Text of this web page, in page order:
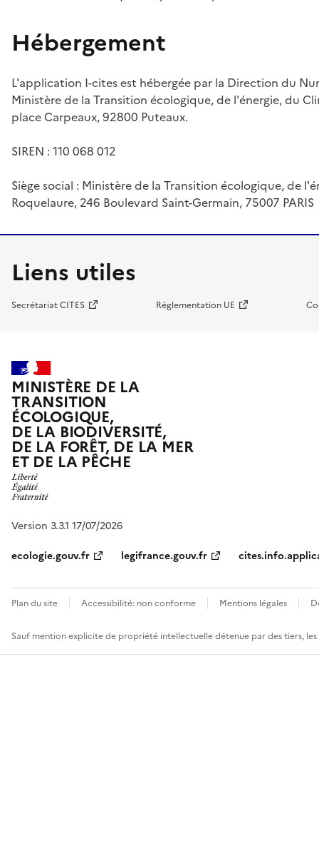
Hébergement
L'application I-cites est hébergée par la Direction du
Ministère de la Transition écologique, de l'énergie, du
place Carpeaux, 92800 Puteaux.
SIREN : 110 068 012
Siège social : Ministère de la Transition écologique, de
Roquelaure, 246 Boulevard Saint-Germain, 75007 PARIS
Liens utiles
Secrétariat CITES Réglementation UE
MINISTÈRE DE LA
TRANSITION
ÉCOLOGIQUE,
DE LA BIODIVERSITÉ,
DE LA FORÊT, DE LA MER
ET DE LA PÊCHE
Version 3.3.1 17/07/2026
ecologie.gouv.fr
legifrance.gouv.fr
Plan du site Accessibilité: non conforme Mentions légales
Sauf mention explicite de propriété intellectuelle détenue par des tiers,